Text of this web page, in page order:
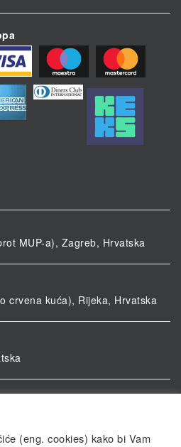
MUP-a), Zagreb, Hrvatska
crvena kuća), Rijeka, Hrvatska
5, Vukovar, Hrvatska
(eng. cookies) kako bi Vam